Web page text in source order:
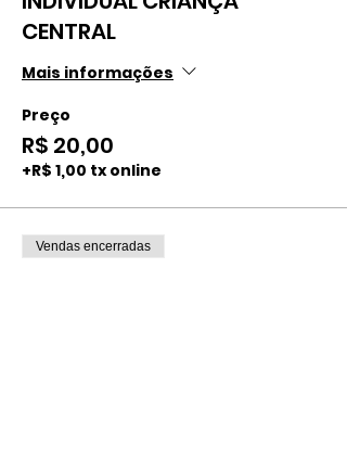
CENTRAL
Mais informações
Preço
R$ 20,00
+R$ 1,00 tx online
Vendas encerradas